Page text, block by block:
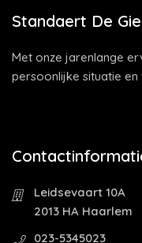
Standaert De
Met onze jarenlange
persoonlijke situatie en
Leidsevaart 10A
2013 HA Haarlem
023-5345023